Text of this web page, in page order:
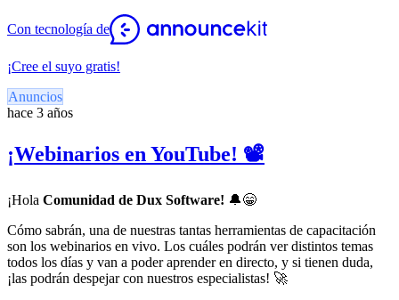
Con tecnología de
¡Cree el suyo gratis!
Anuncios
hace 3 años
¡Webinarios en YouTube! 📽️
¡Hola Comunidad de Dux Software! 🔔😁
Cómo sabrán, una de nuestras tantas herramientas de capacitación
son los webinarios en vivo. Los cuáles podrán ver distintos temas
todos los días y van a poder aprender en directo, y si tienen duda,
¡las podrán despejar con nuestros especialistas! 🚀